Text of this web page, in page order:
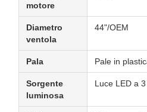
motore
Diametro
ventola
44"/OEM
Pala Pale in
Sorgente
luminosa
Luce LED a